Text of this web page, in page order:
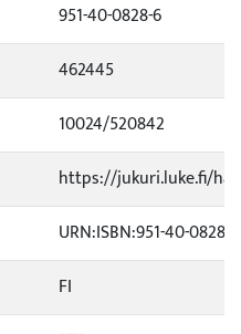
951-40-0828-6
462445
10024/520842
https://jukuri.luke.fi/
URN:ISBN:951-40-0828-6
FI